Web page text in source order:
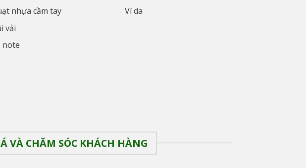
nhựa cầm tay
vải
note
Ví da
VÀ CHĂM SÓC KHÁCH HÀNG